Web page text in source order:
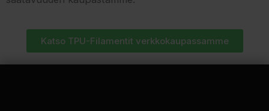
Katso TPU-Filamentit verkkokaupassamme